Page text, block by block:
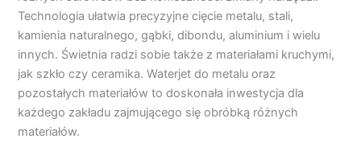
Technologia ułatwia precyzyjne cięcie metalu, stali,
kamienia naturalnego, gąbki, dibondu, aluminium i wielu
innych. Świetnia radzi sobie także z materiałami kruchymi,
jak szkło czy ceramika. Waterjet do metalu oraz
pozostałych materiałów to doskonała inwestycja dla
każdego zakładu zajmującego się obróbką różnych
materiałów.